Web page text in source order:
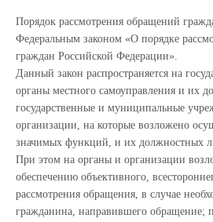
Порядок рассмотрения обращений
Федеральным законом «О порядке
граждан Российской Федерации».
Данный закон распространяется на
органы местного самоуправления и их
государственные и муниципальные
организации, на которые возложено
значимых функций, и их должностных
При этом на органы и организации
обеспечению объективного,
рассмотрения обращения, в случае
гражданина, направившего обращение;